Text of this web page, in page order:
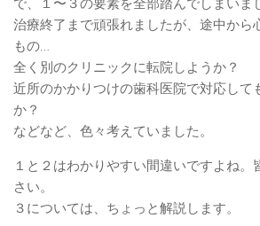
で、１〜３の要素を全部踏んでしまい
治療終了まで頑張れましたが、途中から
もの…
全く別のクリニックに転院しようか？
近所のかかりつけの歯科医院で対応して
か？
などなど、色々考えていました。
１と２はわかりやすい間違いですよね。
さい。
３については、ちょっと解説します。